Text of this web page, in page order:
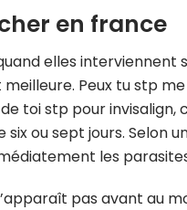
en france
elles
Peux tu stp
toi stp pour invisalign,
six ou sept jours. Selon
les
pas avant au